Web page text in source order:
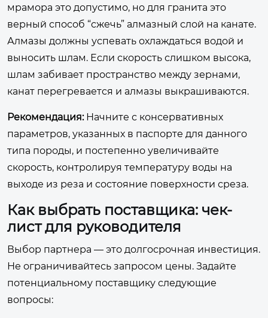
мрамора это допустимо, но для гранита это
верный способ “сжечь” алмазный слой на канате.
Алмазы должны успевать охлаждаться водой и
выносить шлам. Если скорость слишком высока,
шлам забивает пространство между зернами,
канат перегревается и алмазы выкрашиваются.
Рекомендация:Начните с консервативных
параметров, указанных в паспорте для данного
типа породы, и постепенно увеличивайте
скорость, контролируя температуру воды на
выходе из реза и состояние поверхности среза.
Как выбрать поставщика: чек-
лист для руководителя
Выбор партнера — это долгосрочная инвестиция.
Не ограничивайтесь запросом цены. Задайте
потенциальному поставщику следующие
вопросы: